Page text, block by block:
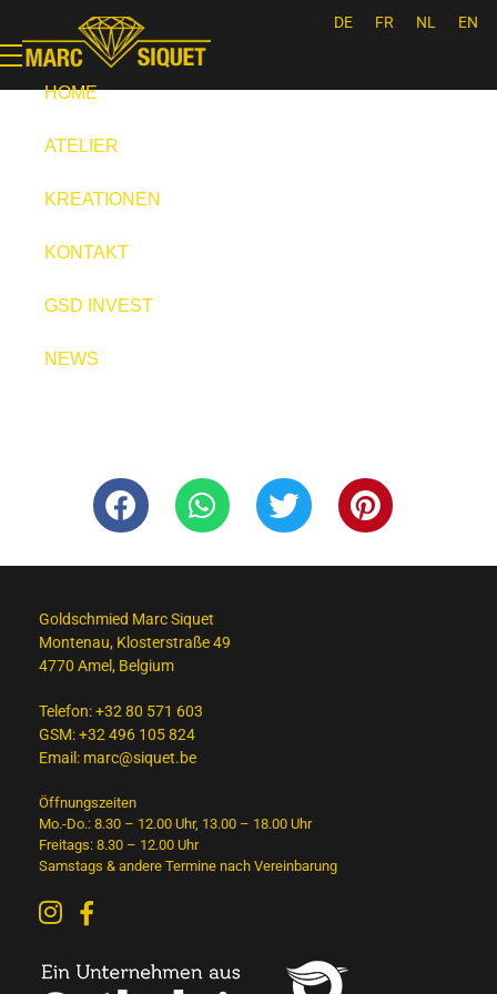
Marc Siquet - Goldschmied
Goldschmied - Juwelier * Orfèvre - Joaillier * Goudsmid
DE FR NL EN
HOME
ATELIER
KREATIONEN
KONTAKT
GSD INVEST
NEWS
Goldschmied Marc Siquet
Montenau, Klosterstraße 49
4770 Amel, Belgium
Telefon:+32 80 571 603
GSM:+32 496 105 824
Email: marc@siquet.be
Öffnungszeiten
Mo.-Do.: 8.30 – 12.00 Uhr, 13.00 – 18.00 Uhr
Freitags: 8.30 – 12.00 Uhr
Samstags & andere Termine nach Vereinbarung